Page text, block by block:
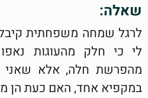
שאלה:
לרגל שמחה משפחתית
לי כי חלק מהעוגות
מהפרשת חלה, אלא שאני
במקפיא אחד, האם כעת הן